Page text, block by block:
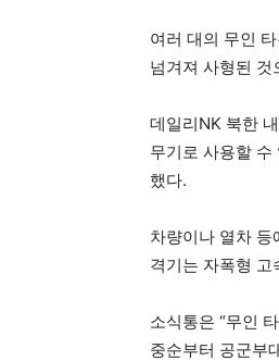
여러 대의 무인
넘겨져 사형된 것
데일리NK 북한
무기로 사용할 수
했다.
차량이나 열차
격기는 자폭형
소식통은 “무인
중순부터 공군부